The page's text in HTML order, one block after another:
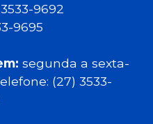
9692
9695
segunda a sexta-
(27) 3533-